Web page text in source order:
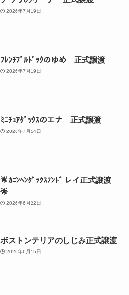
2026年7月19日
ﾌﾚﾝﾁﾌﾞﾙﾄﾞｯｸのゆめ 正式譲渡
2026年7月19日
ﾐﾆﾁｭｱﾀﾞｯｸｽのエナ 正式譲渡
2026年7月14日
🌟ｶﾆﾝﾍﾝﾀﾞｯｸｽﾌﾝﾄﾞ レイ正式譲渡
🌟
2026年6月22日
ボストンテリアのしじみ正式譲渡
2026年6月15日